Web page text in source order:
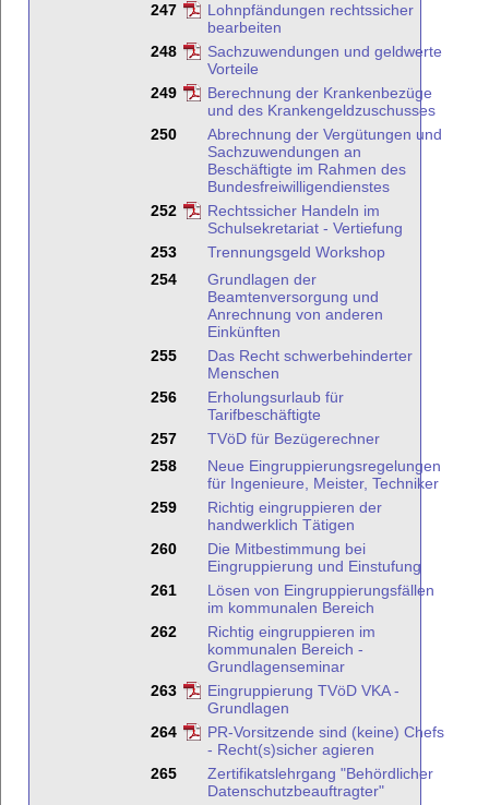
247
Lohnpfändungen rechtssicher
bearbeiten
248
Sachzuwendungen und geldwerte
Vorteile
249
Berechnung der Krankenbezüge
und des Krankengeldzuschusses
250
Abrechnung der Vergütungen und
Sachzuwendungen an
Beschäftigte im Rahmen des
Bundesfreiwilligendienstes
252
Rechtssicher Handeln im
Schulsekretariat - Vertiefung
253
Trennungsgeld Workshop
254
Grundlagen der
Beamtenversorgung und
Anrechnung von anderen
Einkünften
255
Das Recht schwerbehinderter
Menschen
256
Erholungsurlaub für
Tarifbeschäftigte
257
TVöD für Bezügerechner
258
Neue Eingruppierungsregelungen
für Ingenieure, Meister, Techniker
259
Richtig eingruppieren der
handwerklich Tätigen
260
Die Mitbestimmung bei
Eingruppierung und Einstufung
261
Lösen von Eingruppierungsfällen
im kommunalen Bereich
262
Richtig eingruppieren im
kommunalen Bereich -
Grundlagenseminar
263
Eingruppierung TVöD VKA -
Grundlagen
264
PR-Vorsitzende sind (keine) Chefs
- Recht(s)sicher agieren
265
Zertifikatslehrgang "Behördlicher
Datenschutzbeauftragter"